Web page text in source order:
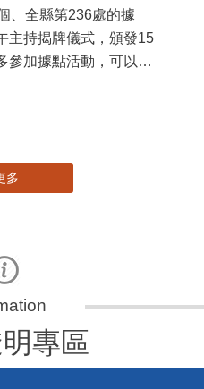
、全縣第236處的據
主持揭牌儀式，頒發15
參加據點活動，可以更
多
專區